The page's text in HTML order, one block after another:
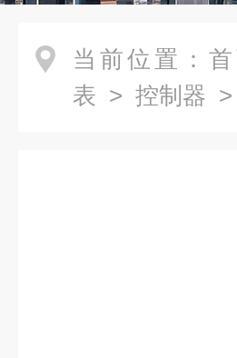
当前位置：
表 > 控制器